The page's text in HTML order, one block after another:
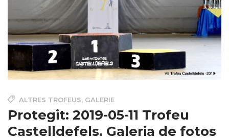
ALTRES TROFEUS, GALERIE
Protegit: 2019-05-11 Trofeu
Castelldefels. Galeria de fotos